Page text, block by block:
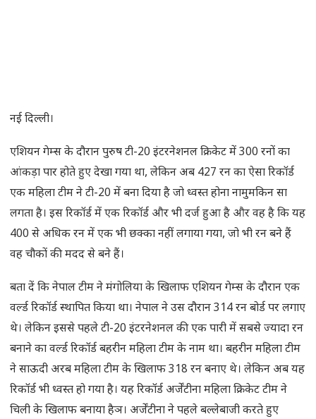
नई दिल्ली।
एशियन गेम्स के दौरान पुरुष टी-20 इंटरनेशनल क्रिकेट में 300 रनों का
आंकड़ा पार होते हुए देखा गया था, लेकिन अब 427 रन का ऐसा रिकॉर्ड
एक महिला टीम ने टी-20 में बना दिया है जो ध्वस्त होना नामुमकिन सा
लगता है। इस रिकॉर्ड में एक रिकॉर्ड और भी दर्ज हुआ है और वह है कि यह
400 से अधिक रन में एक भी छक्का नहीं लगाया गया, जो भी रन बने हैं
वह चौकों की मदद से बने हैं।
बता दें कि नेपाल टीम ने मंगोलिया के खिलाफ एशियन गेम्स के दौरान एक
वर्ल्ड रिकॉर्ड स्थापित किया था। नेपाल ने उस दौरान 314 रन बोर्ड पर लगाए
थे। लेकिन इससे पहले टी-20 इंटरनेशनल की एक पारी में सबसे ज्यादा रन
बनाने का वर्ल्ड रिकॉर्ड बहरीन महिला टीम के नाम था। बहरीन महिला टीम
ने साऊदी अरब महिला टीम के खिलाफ 318 रन बनाए थे। लेकिन अब यह
रिकॉर्ड भी ध्वस्त हो गया है। यह रिकॉर्ड अर्जेंटीना महिला क्रिकेट टीम ने
चिली के खिलाफ बनाया हैञ। अर्जेंटीना ने पहले बल्लेबाजी करते हुए